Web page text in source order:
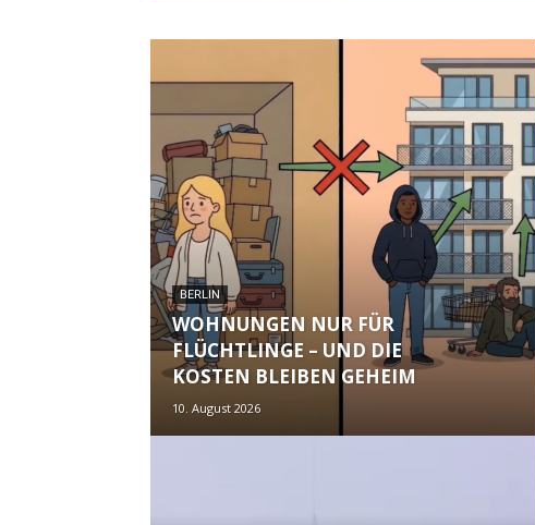
BERLIN
WOHNUNGEN NUR FÜR
FLÜCHTLINGE – UND DIE
KOSTEN BLEIBEN GEHEIM
10. August 2026